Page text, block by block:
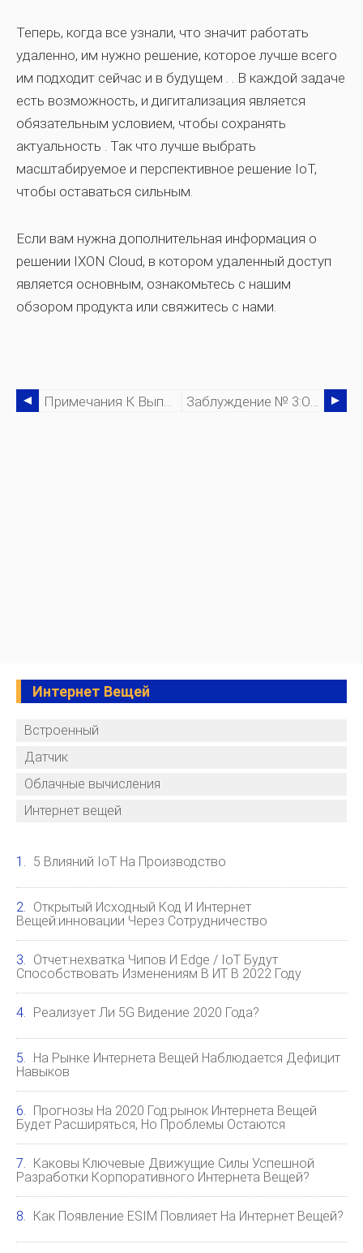
Теперь, когда все узнали, что значит работать
удаленно, им нужно решение, которое лучше всего
им подходит сейчас и в будущем . . В каждой задаче
есть возможность, и дигитализация является
обязательным условием, чтобы сохранять
актуальность . Так что лучше выбрать
масштабируемое и перспективное решение IoT,
чтобы оставаться сильным.
Если вам нужна дополнительная информация о
решении IXON Cloud, в котором удаленный доступ
является основным, ознакомьтесь с нашим
обзором продукта или свяжитесь с нами.
Примечания К Выпуску, Май 2020 Г. Заблуждение № 3:облако - Это Безответственный Способ Ведения Бизнеса
Интернет Вещей
Встроенный
Датчик
Облачные вычисления
Интернет вещей
5 Влияний IoT На Производство
Открытый Исходный Код И Интернет
Вещей:инновации Через Сотрудничество
Отчет:нехватка Чипов И Edge / IoT Будут
Способствовать Изменениям В ИТ В 2022 Году
Реализует Ли 5G Видение 2020 Года?
На Рынке Интернета Вещей Наблюдается Дефицит
Навыков
Прогнозы На 2020 Год:рынок Интернета Вещей
Будет Расширяться, Но Проблемы Остаются
Каковы Ключевые Движущие Силы Успешной
Разработки Корпоративного Интернета Вещей?
Как Появление ESIM Повлияет На Интернет Вещей?